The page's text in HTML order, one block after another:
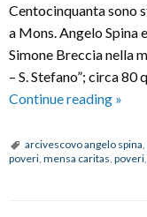
Centocinquanta sono
a Mons. Angelo Spina
Simone Breccia nella
– S. Stefano”; circa
Continue reading VII
dei
»
arcivescovo angelo spina
poveri mensa caritas poveri